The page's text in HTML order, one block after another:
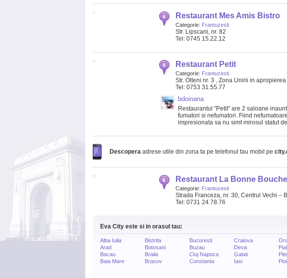
Restaurant Mes Amis Bistro
Categorie: Frantuzesti
Str. Lipscani, nr. 82
Tel: 0745 15.22.12
Restaurant Petit
Categorie: Frantuzesti
Str. Olteni nr. 3 , Zona Unirii in
Tel: 0753 31.55.77
bdoinana
Restaurantul "Petit" are 2 saloane
fumatori si nefumatori. Fiind
impresionata sa nu simt mirosul statut
Descopera adrese utile din zona ta pe telefonul tau mobil pe
Restaurant La Bonne Bouche
Categorie: Frantuzesti
Strada Franceza, nr. 30, Centrul Vechi –
Tel: 0731 24.78.76
Eva City este si in orasul tau:
Alba Iulia
Arad
Bacau
Baia Mare
Bistrita
Botosani
Braila
Brasov
Bucuresti
Buzau
Cluj Napoca
Constanta
Craiova
Deva
Galati
Iasi